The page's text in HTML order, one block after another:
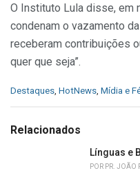
O Instituto Lula disse, em
condenam o vazamento
receberam contribuições
quer que seja”.
C
e
Destaques HotNews Mídia e
Relacionados
Línguas e
POR PR. JOÃO